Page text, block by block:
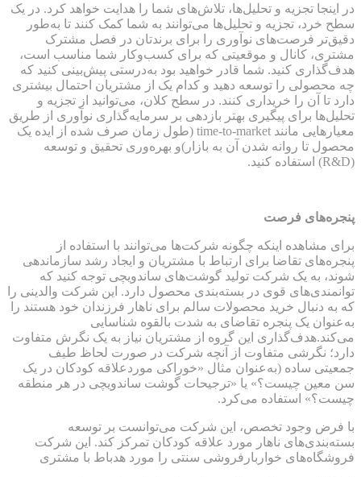
در اینجا تجزیه و تحلیل‌ها، تلاش‌های شما را هدایت خواهد کرد. در یک
سطح خرد، تجزیه و تحلیل‌ها می‌توانند به شما کمک کنند تا به‌طور
دقیق‌تر فرصت‌های نوآوری را برای برندتان در فصل مشترک
مشتری، کانال و موقعیتی که برای کسب‌و‌کار شما مناسب است،
هدف‌گذاری کنید. شما قادر خواهید بود به‌درستی پیش‌بینی کنید که
چه محصولی را توسعه دهید و کدام یک از مشتریان احتمال بیشتری
دارد تا آن را خریداری کنند. در سطح کلان، می‌توانید از تجزیه و
تحلیل‌ها برای پیگیری بهتر بازدهی بر سرمایه‌گذاری نوآوری از طریق
معیارهایی مانند time-to-market (طول زمان صرف شده از ایده یک
محصول تا روانه شدن آن به بازار)و بهره‌وری تحقیق و توسعه
(R&D) استفاده کنید.
پنجره‌های فرصت
برای مشاهده اینکه چگونه شرکت‌ها می‌توانند با استفاده از
پنجره‌های تقاضا برای ارتباط با مشتریان و ایجاد رشد سازماندهی
شوند، به یک شرکت تولید گوشت‌های ساندویچی توجه کنید که
توانمندی‌های قوی در بسته‌بندی محصول دارد. این شرکت والدینی را
که به دنبال خرید محصولات سالم برای ناهار فرزندان خود هستند را
به‌عنوان یک پنجره تقاضای به شدت بالقوه شناسایی
می‌کند.هدف‌گذاری این گروه از مشتریان نیاز به یک نگرش متفاوت
دارد؛ نگرشی متفاوت از آنچه شرکت در صورت لحاظ طیف
جمعیتی ساده (به‌عنوان مثال «خوراکی موردعلاقه کودکان در یک
سن معین چیست؟» یا «ترجیحات گوشت ساندویچی در هر منطقه
چیست؟» استفاده می‌کرد.
با فرض وجود تخصص، این شرکت می‌توانست بر توسعه
بسته‌بندی‌های ناهار مورد علاقه کودکان تمرکز کند. این شرکت
فروشگاه‌های خواربارفروشی سنتی را مورد هدباط با مشتری